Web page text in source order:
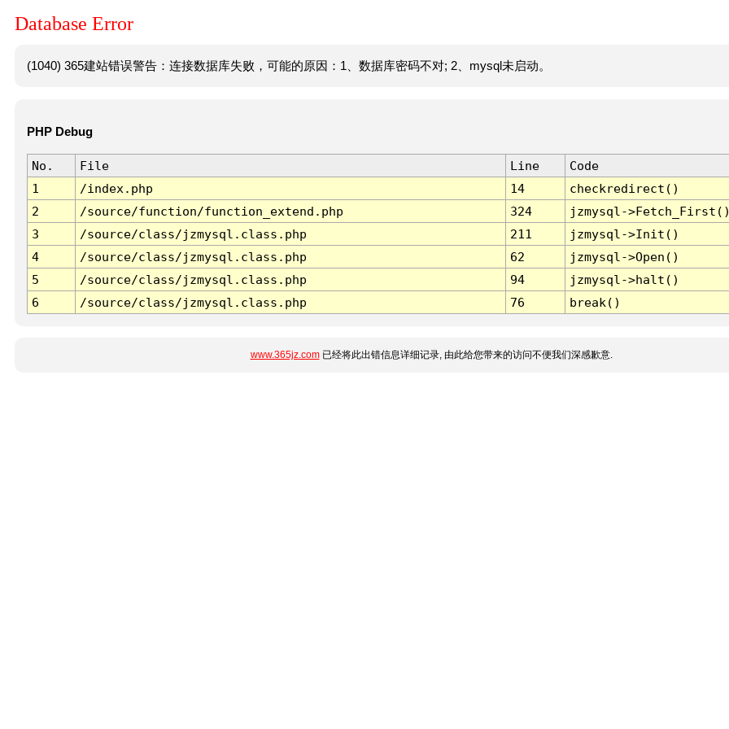
Database Error
(1040) 365建站错误警告：连接数据库失败，可能的原因：1、数据库密码不对; 2、mysql未启动。
PHP Debug
No. File Line
Code
1
/index.php 14
checkredirect()
2
/source/function/function_extend.php 324
jzmysql-
3
/source/class/jzmysql.class.php 211
jzmysql->Init()
4
/source/class/jzmysql.class.php 62
jzmysql->Open()
5
/source/class/jzmysql.class.php 94
jzmysql->halt()
6
/source/class/jzmysql.class.php 76 break()
www.365jz.com已经将此出错信息详细记录, 由此给您带来的访问不便我们深感歉意.